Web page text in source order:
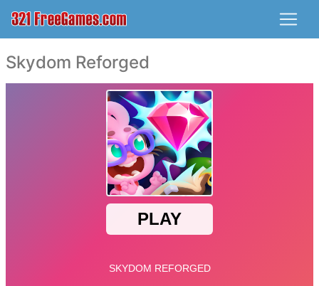
Skydom Reforged